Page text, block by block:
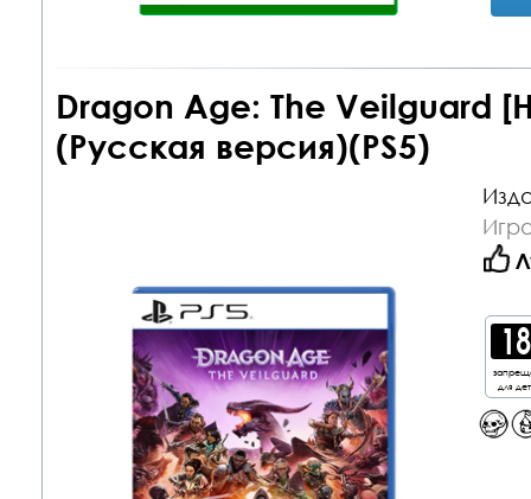
Dragon Age: The Veilguard
(Русская версия)(PS5)
для